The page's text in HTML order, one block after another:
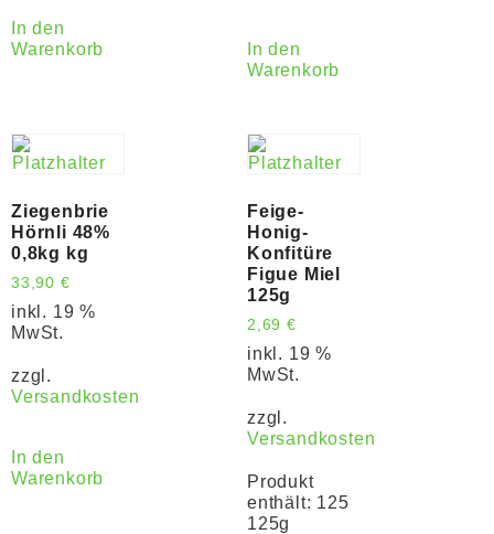
In den
Warenkorb
In den
Warenkorb
Ziegenbrie
Hörnli 48%
0,8kg kg
33,90 €
inkl. 19 %
MwSt.
zzgl.
Versandkosten
In den
Warenkorb
Feige-
Honig-
Konfitüre
Figue Miel
125g
2,69 €
inkl. 19 %
MwSt.
zzgl.
Versandkosten
Produkt
enthält: 125
125g